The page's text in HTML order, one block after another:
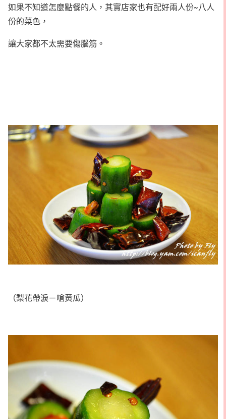
如果不知道怎麼點餐的人，其實店家也有配好兩人份~八人
份的菜色，
讓大家都不太需要傷腦筋。
（梨花帶淚－嗆黃瓜）